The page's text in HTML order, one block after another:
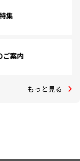
集
ご案内
もっと見る